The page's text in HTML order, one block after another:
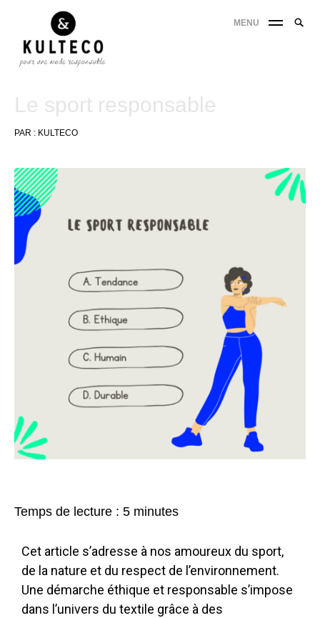
MENU
Le sport responsable
PAR : KULTECO
Temps de lecture : 5 minutes
Cet article s’adresse à nos amoureux du sport,
de la nature et du respect de l’environnement.
Une démarche éthique et responsable s’impose
dans l’univers du textile grâce à des